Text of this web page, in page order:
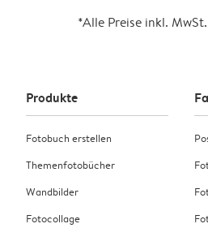
*Alle Preise inkl.
Produkte
Fotobuch erstellen
Themenfotobücher
Wandbilder
Fotocollage